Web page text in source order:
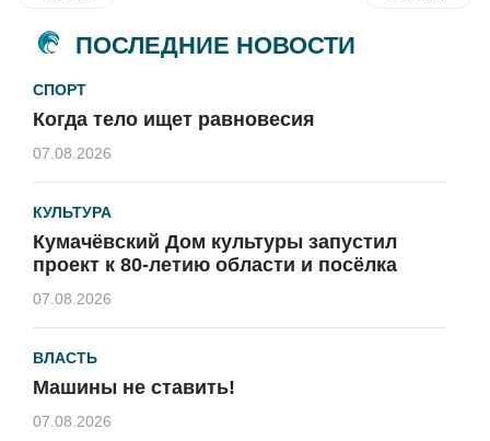
ПОСЛЕДНИЕ НОВОСТИ
СПОРТ
Когда тело ищет равновесия
07.08.2026
КУЛЬТУРА
Кумачёвский Дом культуры запустил
проект к 80-летию области и посёлка
07.08.2026
ВЛАСТЬ
Машины не ставить!
07.08.2026